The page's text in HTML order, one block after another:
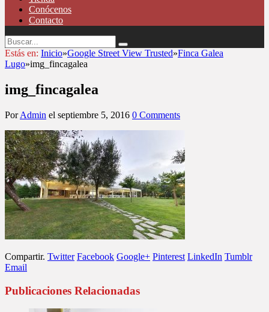
Conócenos
Contacto
Estás en: Inicio»Google Street View Trusted»Finca Galea
Lugo»img_fincagalea
img_fincagalea
PorAdmin el septiembre 5, 2016 0 Comments
Compartir. Twitter Facebook Google+ Pinterest LinkedIn Tumblr
Email
Publicaciones Relacionadas